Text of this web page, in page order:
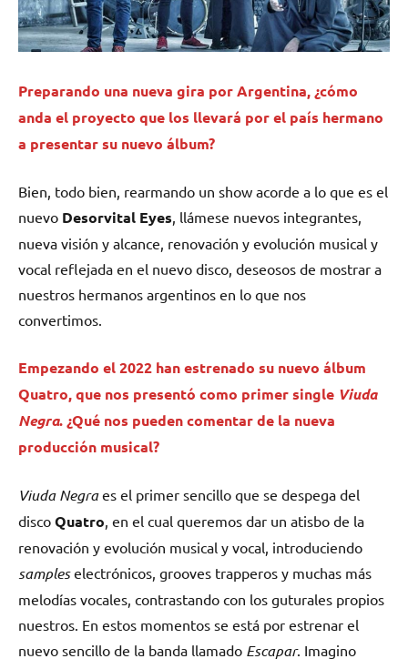
Preparando una nueva gira por Argentina, ¿cómo
anda el proyecto que los llevará por el país hermano
a presentar su nuevo álbum?
Bien, todo bien, rearmando un show acorde a lo que es el
nuevo Desorvital Eyes , llámese nuevos integrantes,
nueva visión y alcance, renovación y evolución musical y
vocal reflejada en el nuevo disco, deseosos de mostrar a
nuestros hermanos argentinos en lo que nos
convertimos.
Empezando el 2022 han estrenado su nuevo álbum
Quatro, que nos presentó como primer single Viuda
Negra. ¿Qué nos pueden comentar de la nueva
producción musical?
Viuda Negraes el primer sencillo que se despega del
disco Quatro , en el cual queremos dar un atisbo de la
renovación y evolución musical y vocal, introduciendo
sampleselectrónicos, grooves trapperos y muchas más
melodías vocales, contrastando con los guturales propios
nuestros. En estos momentos se está por estrenar el
nuevo sencillo de la banda llamado Escapar. Imagino